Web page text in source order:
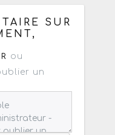
social
SUR
ou
un